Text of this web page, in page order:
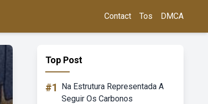
Contact Tos DMCA
Top Post
#1
Na Estrutura Representada A
Seguir Os Carbonos